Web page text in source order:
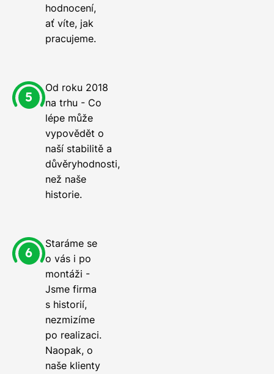
hodnocení,
ať víte, jak
pracujeme.
Od roku 2018
na trhu - Co
lépe může
vypovědět o
naší stabilitě a
důvěryhodnosti,
než naše
historie.
Staráme se
o vás i po
montáži -
Jsme firma
s historií,
nezmizíme
po realizaci.
Naopak, o
naše klienty